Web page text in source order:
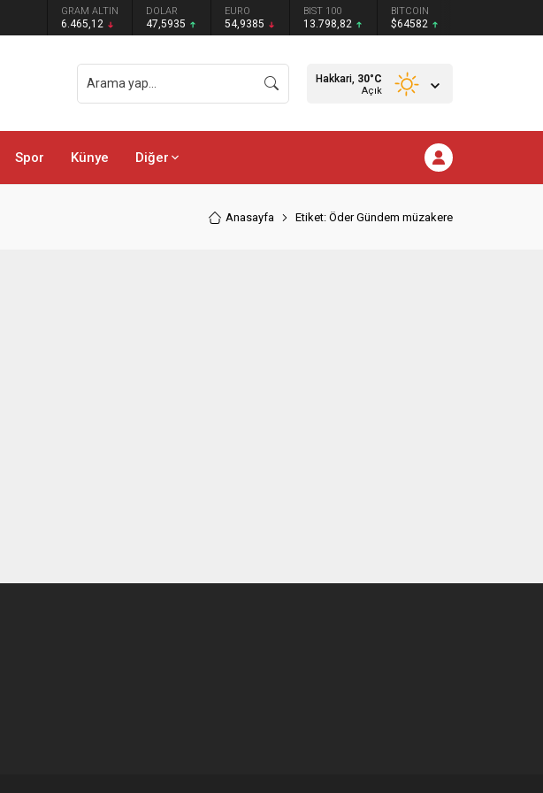
GRAM ALTIN
6.465,12
DOLAR
47,5935
EURO
54,9385
BIST 100
13.798,82
BITCOIN
$64582
Hakkari, 30°C
Açık
Spor Künye Diğer
Anasayfa Etiket: Öder Gündem müzakere